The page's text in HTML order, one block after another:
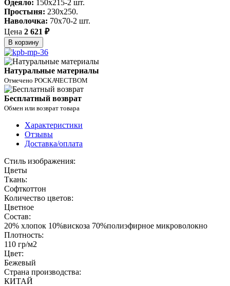
Одеяло: 150x215-2 шт.
Простыня: 230x250.
Наволочка: 70x70-2 шт.
Цена 2 621 ₽
В корзину
Натуральные материалы
Отмечено РОСКАЧЕСТВОМ
Бесплатный возврат
Обмен или возврат товара
Характеристики
Отзывы
Доставка/оплата
Стиль изображения:
Цветы
Ткань:
Софткоттон
Количество цветов:
Цветное
Состав:
20% хлопок 10%вискоза 70%полиэфирное микроволокно
Плотность:
110 гр/м2
Цвет:
Бежевый
Страна производства:
КИТАЙ